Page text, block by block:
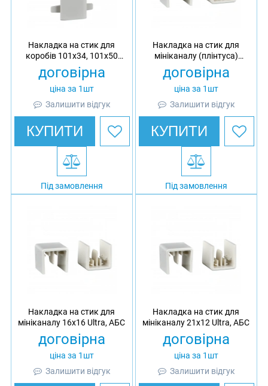
Накладка на стик для
коробів 101х34, 101х50
Ultra, ПК/АБС
договірна
ціна за 1шт
Залишити відгук
КУПИТИ
Під замовлення
Накладка на стик для
мініканалу (плінтуса)
74x21 Ultra, АБС
договірна
ціна за 1шт
Залишити відгук
КУПИТИ
Під замовлення
Накладка на стик для
мініканалу 16х16 Ultra, АБС
договірна
ціна за 1шт
Залишити відгук
Накладка на стик для
мініканалу 21x12 Ultra, АБС
договірна
ціна за 1шт
Залишити відгук